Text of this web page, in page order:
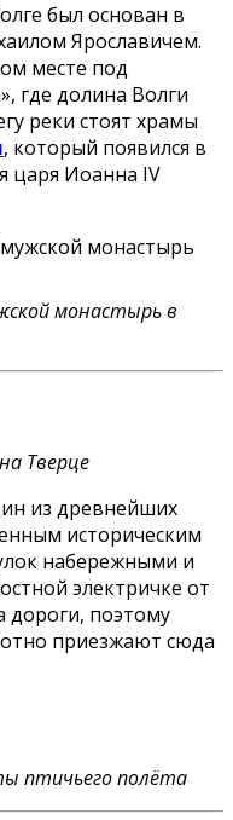
был основан в
Ярославичем.
месте под
где долина Волги
реки стоят храмы
, который появился в
царя Иоанна IV
монастырь в
Тверце
из древнейших
историческим
набережными и
электричке от
дороги, поэтому
приезжают сюда
птичьего полёта